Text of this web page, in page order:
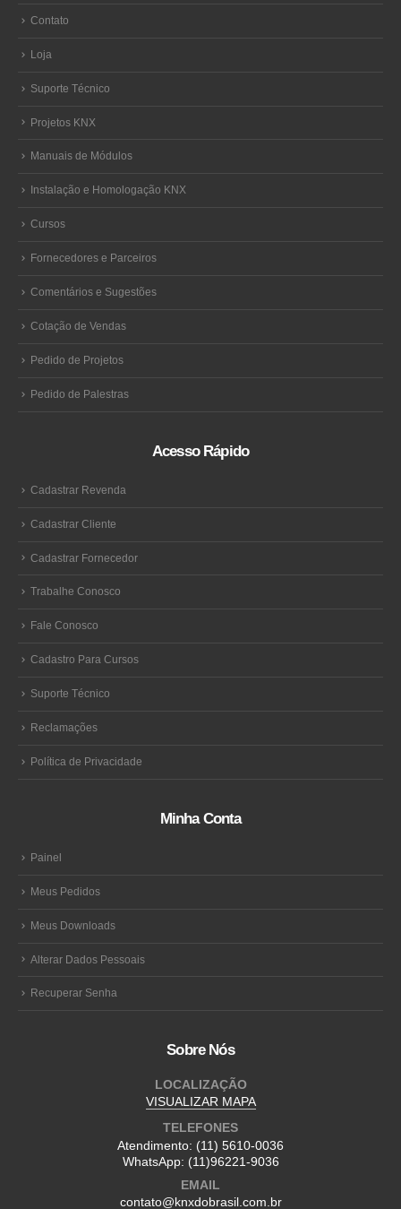
Contato
Loja
Suporte Técnico
Projetos KNX
Manuais de Módulos
Instalação e Homologação KNX
Cursos
Fornecedores e Parceiros
Comentários e Sugestões
Cotação de Vendas
Pedido de Projetos
Pedido de Palestras
Acesso Rápido
Cadastrar Revenda
Cadastrar Cliente
Cadastrar Fornecedor
Trabalhe Conosco
Fale Conosco
Cadastro Para Cursos
Suporte Técnico
Reclamações
Política de Privacidade
Minha Conta
Painel
Meus Pedidos
Meus Downloads
Alterar Dados Pessoais
Recuperar Senha
Sobre Nós
LOCALIZAÇÃO
VISUALIZAR MAPA
TELEFONES
Atendimento: (11) 5610-0036
WhatsApp: (11)96221-9036
EMAIL
contato@knxdobrasil.com.br